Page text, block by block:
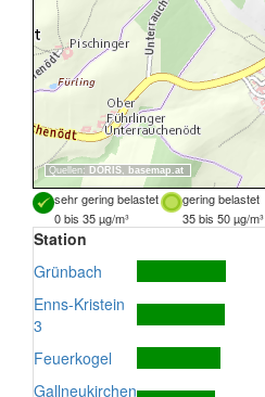
Quellen: DORIS, basemap.at
sehr gering belastet gering belastet
0 bis 35 µg/m³
35 bis 50 µg/m³
Station
Grünbach
Enns-Kristein
3
Feuerkogel
Gallneukirchen